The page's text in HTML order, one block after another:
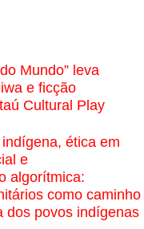
Mundo” leva
e ficção
Cultural Play
ética em
e
algorítmica:
como caminho
dos povos indígenas